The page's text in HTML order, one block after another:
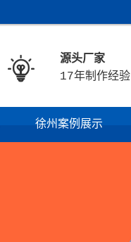

源头厂家
17年制作经验
徐州案例展示